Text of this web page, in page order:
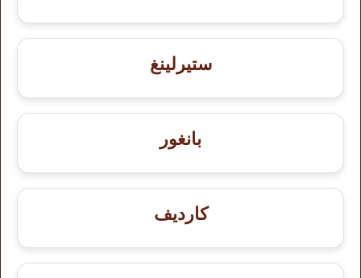
ستيرلينغ
بانغور
كارديف